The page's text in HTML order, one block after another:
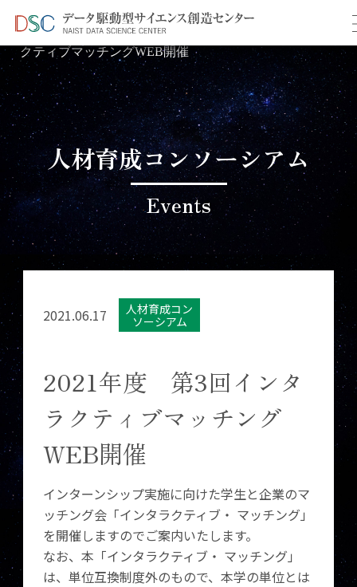
TOP ＞ イベント情報
＞ 2021年度 第3回インタラ
クティブマッチングWEB開催
人材育成コンソーシアム
Events
2021.06.17
人材育成コン
ソーシアム
2021年度 第3回インタ
ラクティブマッチング
WEB開催
インターンシップ実施に向けた学生と企業のマ
ッチング会「インタラクティブ・ マッチング」
を開催しますのでご案内いたします。
なお、本「インタラクティブ・ マッチング」
は、単位互換制度外のもので、本学の単位とは